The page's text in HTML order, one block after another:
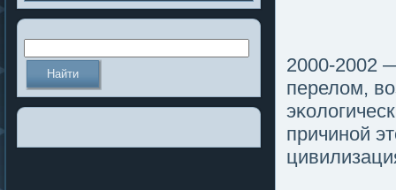
2000-2002
перелοм,
причиной